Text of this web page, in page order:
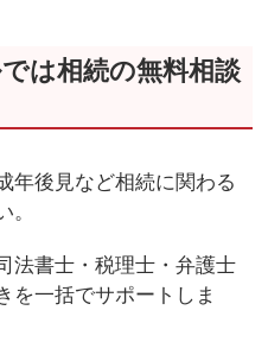
は相続の無料相談
年後見など相続に関わる
。
法書士・税理士・弁護士
を一括でサポートしま